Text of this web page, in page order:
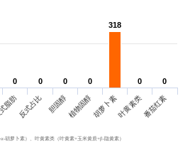
胡萝卜素）、叶黄素类（叶黄素+玉米黄质+β-隐黄素）
0
0 0
0 0
0 0
0
318
318
0
0 0
0
脂肪反式占比 胆固醇植物固醇胡萝卜素叶黄素类番茄红素